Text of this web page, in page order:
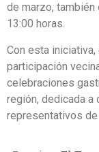
de marzo, también
13:00 horas.
Con esta
participación
celebraciones
región, dedicada
representativos de